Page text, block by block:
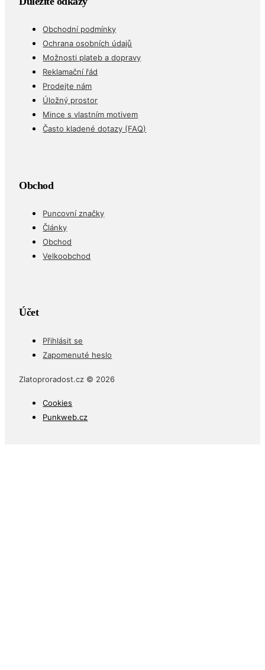
Obchodní podmínky
Ochrana osobních údajů
Možnosti plateb a dopravy
Reklamační řád
Prodejte nám
Úložný prostor
Mince s vlastním motivem
Často kladené dotazy (FAQ)
Obchod
Puncovní značky
Články
Obchod
Velkoobchod
Účet
Přihlásit se
Zapomenuté heslo
Zlatoproradost.cz © 2026
Cookies
Punkweb.cz